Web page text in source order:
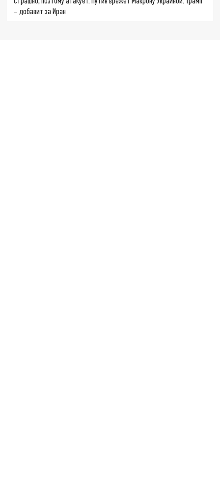
– добавит за Иран